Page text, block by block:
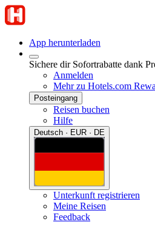
App herunterladen
Sichere dir Sofortrabatte dank
Anmelden
Mehr zu Hotels.com
Posteingang
Reisen buchen
Hilfe
Deutsch · EUR · DE
Unterkunft registrieren
Meine Reisen
Feedback